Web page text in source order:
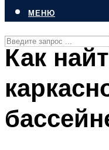
ПЛАВАНЬЕ ДЛЯ
БАССЕЙН ДЛЯ
МЕНЮ
Как